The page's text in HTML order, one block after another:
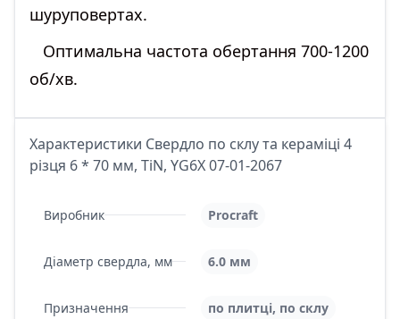
шуруповертах.
Оптимальна частота обертання 700-1200
об/хв.
Характеристики Свердло по склу та кераміці 4
різця 6 * 70 мм, TiN, YG6X 07-01-2067
Виробник Procraft
Діаметр свердла, мм 6.0 мм
Призначення по плитці, по склу